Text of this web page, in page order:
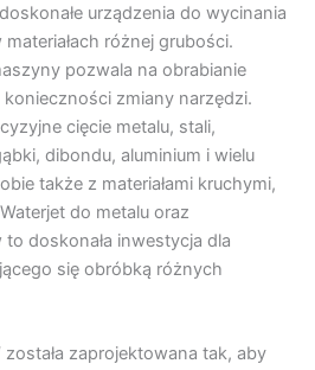
urządzenia do wycinania
różnej grubości.
pozwala na obrabianie
zmiany narzędzi.
cięcie metalu, stali,
dibondu, aluminium i wielu
także z materiałami kruchymi,
do metalu oraz
to doskonała inwestycja dla
się obróbką różnych
została zaprojektowana tak, aby